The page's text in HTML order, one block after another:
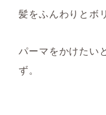
髪をふんわりとボ
パーマをかけたい
ず。